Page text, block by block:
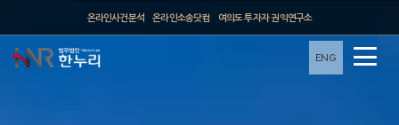
온라인사건분석 온라인소송닷컴 여의도 투자자 권익연구소
ENG